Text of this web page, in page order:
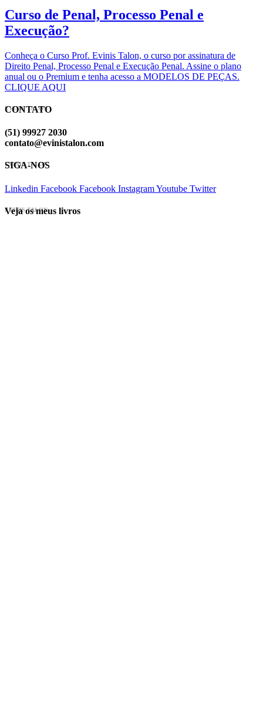
Curso de Penal, Processo Penal e
Execução?
Conheça o Curso Prof. Evinis Talon, o curso por assinatura de
Direito Penal, Processo Penal e Execução Penal. Assine o plano
anual ou o Premium e tenha acesso a MODELOS DE PEÇAS.
CLIQUE AQUI
EVINIS TALON
CONTATO
(51) 99927 2030
contato@evinistalon.com
EVINIS TALON
SIGA-NOS
Linkedin Facebook Facebook InstagramYoutube Twitter
EVINIS TALON
Veja os meus livros